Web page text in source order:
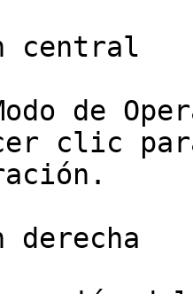
central
de
clic
derecha